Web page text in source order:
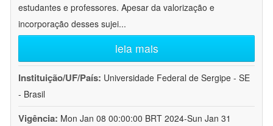
estudantes e professores. Apesar da valorização e
incorporação desses sujei...
leia mais
Instituição/UF/País: Universidade Federal de Sergipe - SE
- Brasil
Vigência: Mon Jan 08 00:00:00 BRT 2024-Sun Jan 31